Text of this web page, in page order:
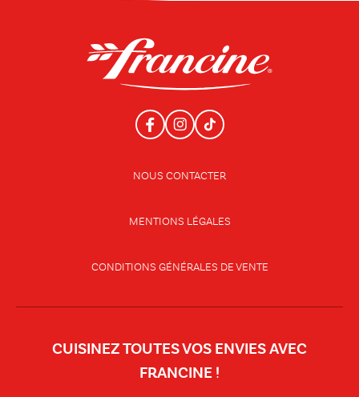
NOUS CONTACTER
MENTIONS LÉGALES
CONDITIONS GÉNÉRALES DE VENTE
CUISINEZ TOUTES VOS ENVIES AVEC
FRANCINE !